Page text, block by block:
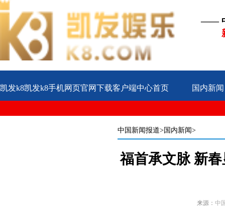
——
凯发k8凯发k8手机网页官网下载客户端中心首页 国内新闻
中国新闻报道>国内新闻>
福首承文脉 新
来源： 中